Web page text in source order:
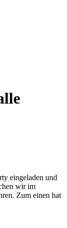
eingeladen und
wir im
Zum einen hat